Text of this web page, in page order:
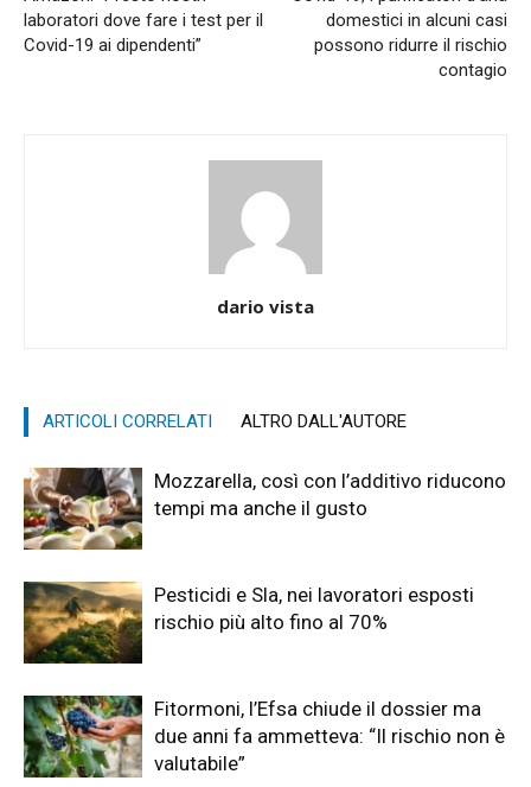
laboratori dove fare i test per il
Covid-19 ai dipendenti”
domestici in alcuni casi
possono ridurre il rischio
contagio
dario vista
ARTICOLI CORRELATI ALTRO DALL'AUTORE
Mozzarella, così con l’additivo riducono
tempi ma anche il gusto
Pesticidi e Sla, nei lavoratori esposti
rischio più alto fino al 70%
Fitormoni, l’Efsa chiude il dossier ma
due anni fa ammetteva: “Il rischio non è
valutabile”